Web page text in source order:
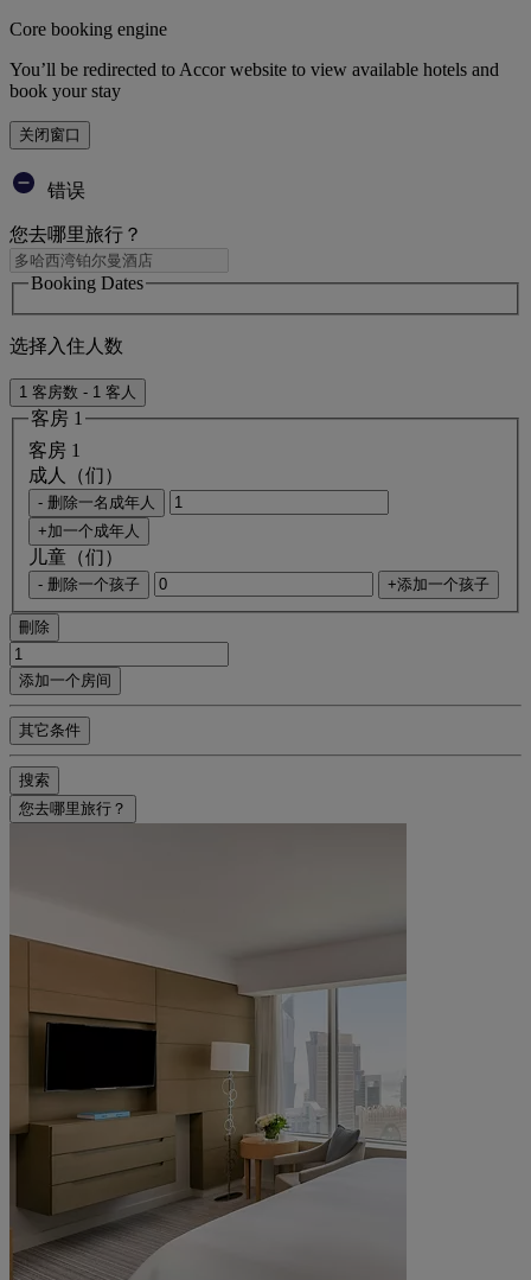
Core booking engine
You’ll be redirected to Accor website to view available hotels and
book your stay
关闭窗口
错误
您去哪里旅行？
Booking Dates
选择入住人数
1 客房数 - 1 客人
客房 1
客房 1
成人（们）
- 删除一名成年人
+加一个成年人
儿童（们）
- 删除一个孩子 +添加一个孩子
刪除
添加一个房间
其它条件
搜索
您去哪里旅行？